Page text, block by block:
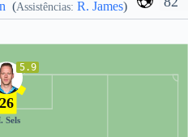
(Assistências: R. James)
5.9
26
Sels